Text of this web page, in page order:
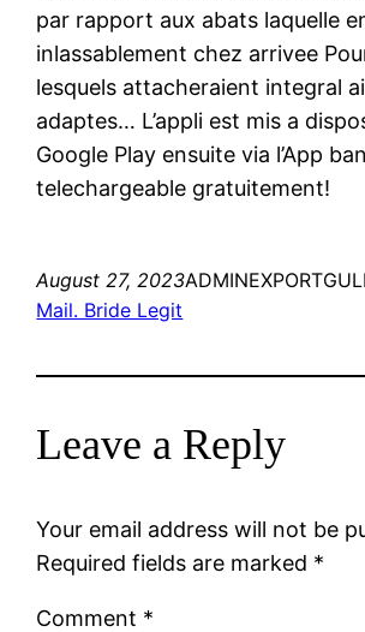
par rapport aux abats laquelle
inlassablement chez arrivee
lesquels attacheraient integral
adaptes… L’appli est mis a
Google Play ensuite via l’App
telechargeable gratuitement!
August 27, 2023
Mail. Bride Legit
Leave a Reply
Your email address will not be
Required fields are marked *
Comment *